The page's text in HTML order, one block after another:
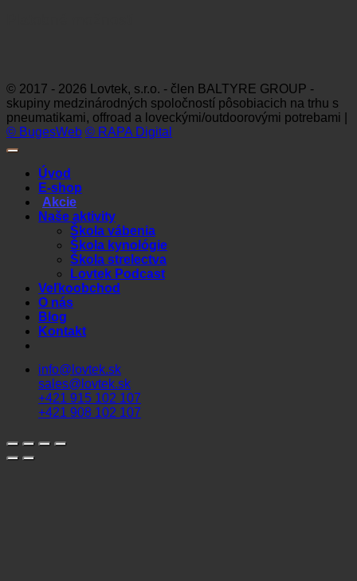
© 2017 - 2026 Lovtek, s.r.o. - člen BALTYRE GROUP -
skupiny medzinárodných spoločností pôsobiacich na trhu s
pneumatikami, offroad a loveckými/outdoorovými potrebami |
© BugesWeb © RAPA Digital
Úvod
E-shop
Akcie
Naše aktivity
Škola vábenia
Škola kynológie
Škola strelectva
Lovtek Podcast
Veľkoobchod
O nás
Blog
Kontakt
info@lovtek.sk
sales@lovtek.sk
+421 915 102 107
+421 908 102 107